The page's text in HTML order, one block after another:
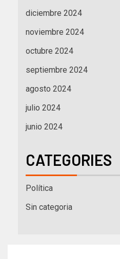
diciembre 2024
noviembre 2024
octubre 2024
septiembre 2024
agosto 2024
julio 2024
junio 2024
CATEGORIES
Política
Sin categoria